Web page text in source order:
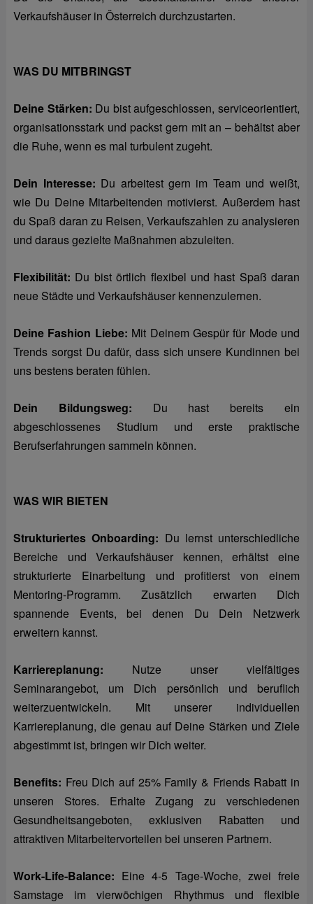
Verkaufshäuser in Österreich durchzustarten.
WAS DU MITBRINGST
Deine Stärken: Du bist aufgeschlossen, serviceorientiert,
organisationsstark und packst gern mit an – behältst aber
die Ruhe, wenn es mal turbulent zugeht.
Dein Interesse: Du arbeitest gern im Team und weißt,
wie Du Deine Mitarbeitenden motivierst. Außerdem hast
du Spaß daran zu Reisen, Verkaufszahlen zu analysieren
und daraus gezielte Maßnahmen abzuleiten.
Flexibilität: Du bist örtlich flexibel und hast Spaß daran
neue Städte und Verkaufshäuser kennenzulernen.
Deine Fashion Liebe: Mit Deinem Gespür für Mode und
Trends sorgst Du dafür, dass sich unsere Kundinnen bei
uns bestens beraten fühlen.
Dein Bildungsweg: Du hast bereits ein
abgeschlossenes Studium und erste praktische
Berufserfahrungen sammeln können.
WAS WIR BIETEN
Strukturiertes Onboarding: Du lernst unterschiedliche
Bereiche und Verkaufshäuser kennen, erhältst eine
strukturierte Einarbeitung und profitierst von einem
Mentoring-Programm. Zusätzlich erwarten Dich
spannende Events, bei denen Du Dein Netzwerk
erweitern kannst.
Karriereplanung: Nutze unser vielfältiges
Seminarangebot, um Dich persönlich und beruflich
weiterzuentwickeln. Mit unserer individuellen
Karriereplanung, die genau auf Deine Stärken und Ziele
abgestimmt ist, bringen wir Dich weiter.
Benefits: Freu Dich auf 25% Family & Friends Rabatt in
unseren Stores. Erhalte Zugang zu verschiedenen
Gesundheitsangeboten, exklusiven Rabatten und
attraktiven Mitarbeitervorteilen bei unseren Partnern.
Work-Life-Balance: Eine 4-5 Tage-Woche, zwei freie
Samstage im vierwöchigen Rhythmus und flexible